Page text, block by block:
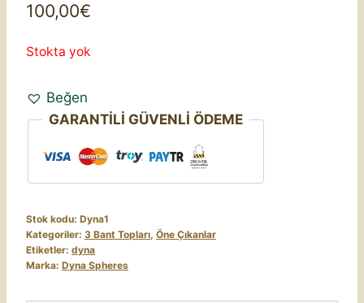
100,00€
Stokta yok
Beğen
GARANTİLİ GÜVENLİ ÖDEME
Stok kodu: Dyna1
Kategoriler: 3 Bant Topları, Öne Çıkanlar
Etiketler: dyna
Marka: Dyna Spheres